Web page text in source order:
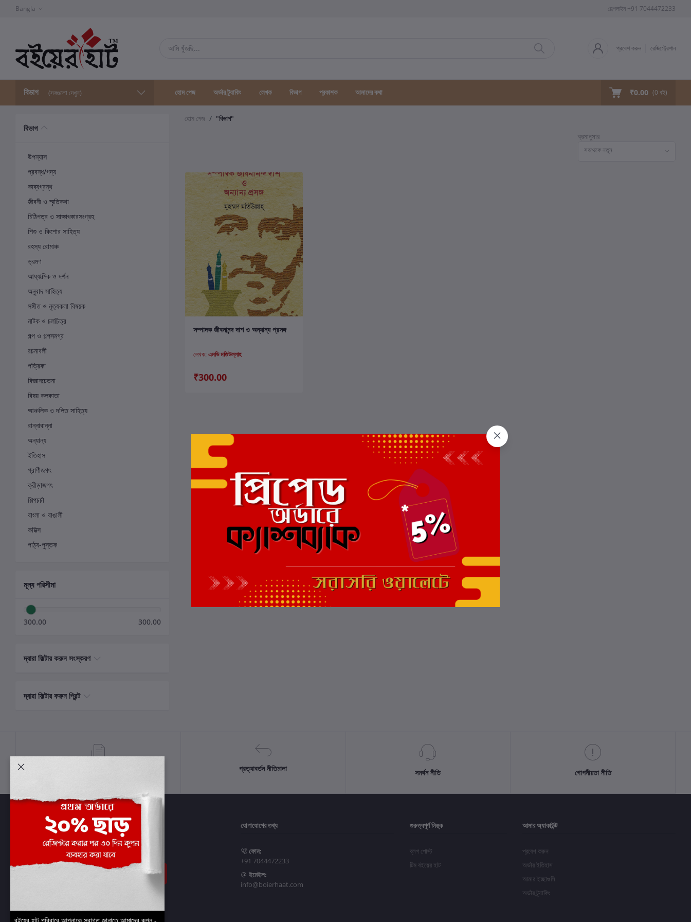
Bangla হেল্পলাইন +91 7044472233
প্রবেশ করুন রেজিস্ট্রেশান
বিভাগ (সবগুলো দেখুন) হোম পেজ অর্ডার ট্র্যাকিং লেখক বিভাগ প্রকাশক আমাদের কথা ₹0.00 (0 বই)
বিভাগ
উপন্যাস
প্রবন্ধ/গদ্য
কাব্যগ্রন্থ
জীবনী ও স্মৃতিকথা
চিঠিপত্র ও সাক্ষাৎকারসংগ্রহ
শিশু ও কিশোর সাহিত্য
রহস্য রোমাঞ্চ
ভ্রমণ
আধ্যাত্মিক ও দর্শন
অনুবাদ সাহিত্য
সঙ্গীত ও নৃত্যকলা বিষয়ক
নাটক ও চলচিত্র
গল্প ও গল্পসমগ্র
রচনাবলী
পত্রিকা
বিজ্ঞানচেতনা
বিষয় কলকাতা
আঞ্চলিক ও দলিত সাহিত্য
রান্নাবান্না
অন্যান্য
ইতিহাস
প্রাণীজগৎ
ক্রীড়াজগৎ
শিল্পচর্চা
বাংলা ও বাঙালী
কমিক্স
পাঠ্য-পুস্তক
মূল্য পরিসীমা
300.00 300.00
দ্বারা ফিল্টার করুন সংস্করণ
দ্বারা ফিল্টার করুন প্রিন্ট
হোম পেজ
"বিভাগ"
ক্রমানুসার
সবথেকে নতুন
কার্টে যোগ করুন
সম্পাদক জীবনানন্দ দাশ ও অন্যান্য প্রসঙ্গ
লেখক: এমডি মতিউল্লাহ
₹300.00
প্রত্যাবর্তন নীতিমালা সমর্থন নীতি গোপনীয়তা নীতি
সাবস্ক্রাইব
যোগাযোগের তথ্য
ফোন:
+91 7044472233
ইমেইল:
info@boierhaat.com
গুরুত্বপূর্ণ লিঙ্ক
ব্লগ পোস্ট
টিম বইয়ের হাট
আমার অ্যাকাউন্ট
প্রবেশ করুন
অর্ডার ইতিহাস
আমার ইচ্ছাগুলি
অর্ডার ট্র্যাকিং